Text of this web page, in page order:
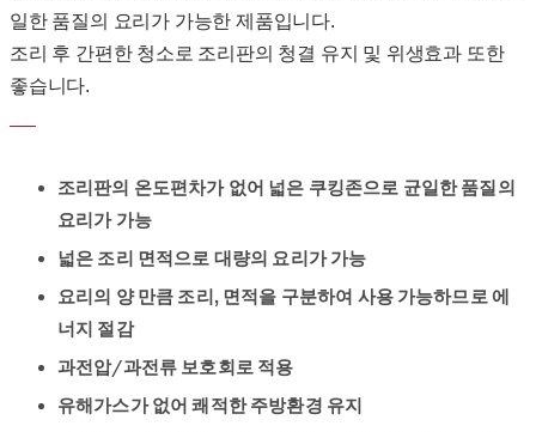
일한 품질의 요리가 가능한 제품입니다.
조리 후 간편한 청소로 조리판의 청결 유지 및 위생효과 또한
좋습니다.
조리판의 온도편차가 없어 넓은 쿠킹존으로 균일한 품질의
요리가 가능
넓은 조리 면적으로 대량의 요리가 가능
요리의 양 만큼 조리, 면적을 구분하여 사용 가능하므로 에
너지 절감
과전압/과전류 보호회로 적용
유해가스가 없어 쾌적한 주방환경 유지